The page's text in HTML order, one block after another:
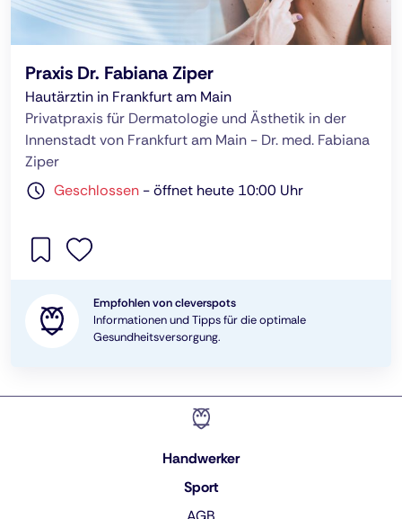
Praxis Dr. Fabiana Ziper
Hautärztin in Frankfurt am Main
Privatpraxis für Dermatologie und Ästhetik in der
Innenstadt von Frankfurt am Main - Dr. med. Fabiana
Ziper
Geschlossen -öffnet heute 10:00 Uhr
Empfohlen von cleverspots
Informationen und Tipps für die optimale
Gesundheitsversorgung.
Handwerker
Sport